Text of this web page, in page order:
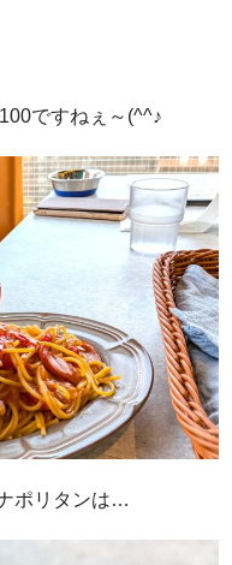
ですねぇ～(^^♪
ポリタンは…